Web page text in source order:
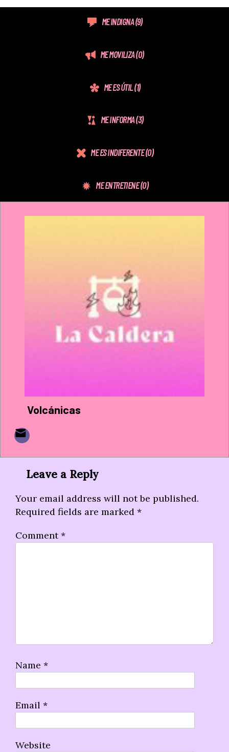
ME INDIGNA(9)
ME MOVILIZA(0)
ME ES ÚTIL(1)
ME INFORMA(3)
ME ES INDIFERENTE(0)
ME ENTRETIENE(0)
Volcánicas
Leave a Reply
Your email address will not be published.
Required fields are marked *
Comment*
Name *
Email *
Website